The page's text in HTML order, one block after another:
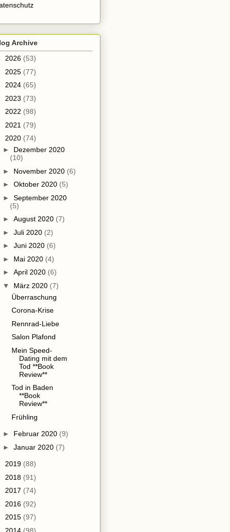
Archive
2026 (53)
2025 (77)
2024 (65)
2023 (73)
2022 (98)
2021 (79)
2020 (74)
► Dezember 2020
(10)
► November 2020 (6)
► Oktober 2020 (5)
► September 2020
(5)
► August 2020 (7)
► Juli 2020 (2)
► Juni 2020 (6)
► Mai 2020 (4)
► April 2020 (6)
▼ März 2020 (7)
Überraschung
Corona-Krise
Rennrad-Liebe
Salon Plafond
Mein Speed-
Dating mit dem
Tod **Book
Review**
Tod in Baden
**Book
Review**
Frühling
► Februar 2020 (9)
► Januar 2020 (7)
2019 (88)
2018 (91)
2017 (74)
2016 (92)
2015 (97)
2014 (98)